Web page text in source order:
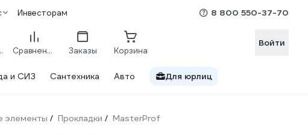
Инвесторам 8 800 550-37-70
Сравнение Заказы Корзина
Войти
и СИЗ Сантехника Авто Для юрлиц
элементы / Прокладки / MasterProf